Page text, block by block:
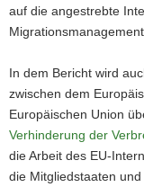
auf die angestrebte
In dem Bericht wird
zwischen dem
Europäischen Union
Verhinderung der
die Arbeit des EU-
die Mitgliedstaaten